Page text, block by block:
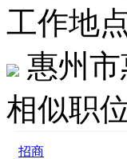
工作地点
惠州
相似职
招商